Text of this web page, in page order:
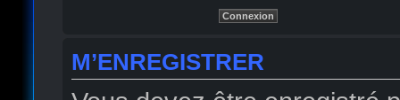
M’ENREGISTRER